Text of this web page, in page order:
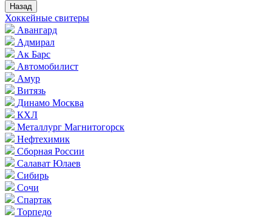
Назад
Хоккейные свитеры
Авангард
Адмирал
Ак Барс
Автомобилист
Амур
Витязь
Динамо Москва
КХЛ
Металлург Магнитогорск
Нефтехимик
Сборная России
Салават Юлаев
Сибирь
Сочи
Спартак
Торпедо